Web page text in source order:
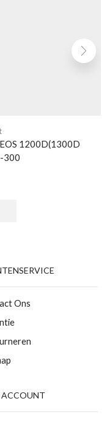
1200D(1300D
300
Ons